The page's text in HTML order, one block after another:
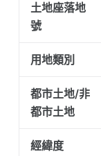
土地座落地
號
用地類別
都市土地/非
都市土地
經緯度